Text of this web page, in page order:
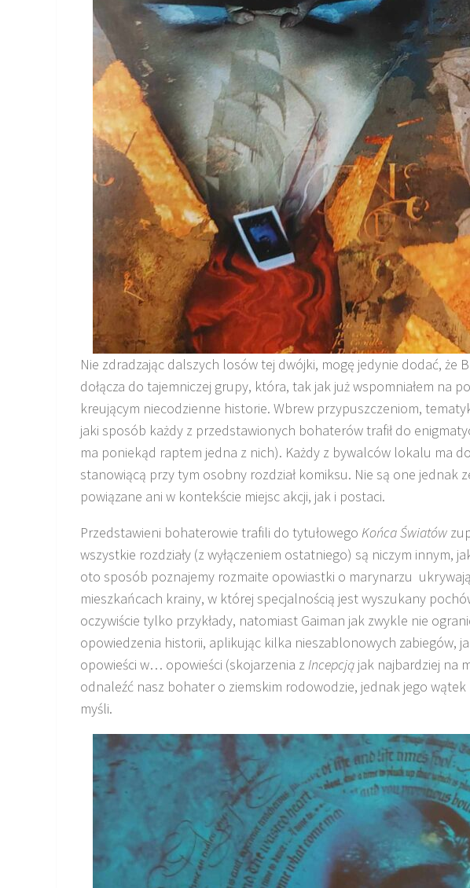
Nie zdradzając dalszych losów tej dwójki, mogę jedynie dodać, że
dołącza do tajemniczej grupy, która, tak jak już wspomniałem na
kreującym niecodzienne historie. Wbrew przypuszczeniom,
jaki sposób każdy z przedstawionych bohaterów trafił do
ma poniekąd raptem jedna z nich). Każdy z bywalców lokalu ma
stanowiącą przy tym osobny rozdział komiksu. Nie są one jednak
powiązane ani w kontekście miejsc akcji, jak i postaci.
Przedstawieni bohaterowie trafili do tytułowego Końca Światów
wszystkie rozdziały (z wyłączeniem ostatniego) są niczym innym,
oto sposób poznajemy rozmaite opowiastki o marynarzu
mieszkańcach krainy, w której specjalnością jest wyszukany
oczywiście tylko przykłady, natomiast Gaiman jak zwykle nie
opowiedzenia historii, aplikując kilka nieszablonowych zabiegów,
opowieści w… opowieści (skojarzenia z Incepcją jak najbardziej na
odnaleźć nasz bohater o ziemskim rodowodzie, jednak jego
myśli.